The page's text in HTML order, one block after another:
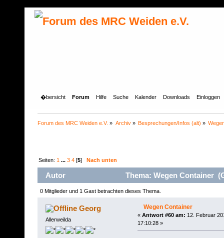
�bersicht Forum Hilfe Suche Kalender Downloads Einloggen
Forum des MRC Weiden e.V. » Archiv» Besprechungen/Infos (alt) »
Seiten: 1 ...3 4 [5]Nach unten
Autor Thema: Wegen Container
0 Mitglieder und 1 Gast betrachten dieses Thema.
Georg
Allerweilda
Wegen Container
« Antwort #60 am: 12. Februar
17:10:28 »